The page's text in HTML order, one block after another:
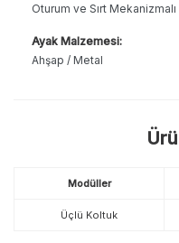
Oturum ve Sırt Mekanizmalı
Ayak Malzemesi:
Ahşap / Metal
Modüller
Üçlü Koltuk